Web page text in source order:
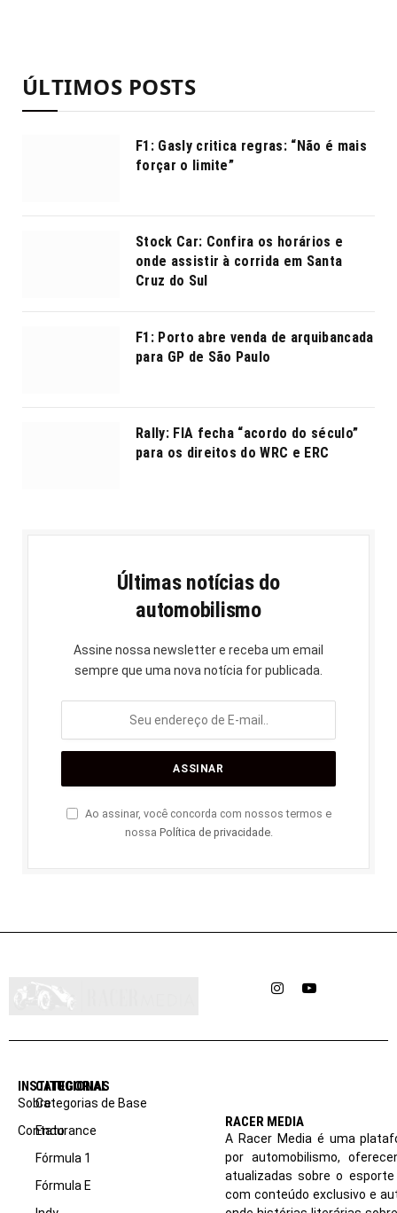
ÚLTIMOS POSTS
F1: Gasly critica regras: “Não é mais
forçar o limite”
Stock Car: Confira os horários e
onde assistir à corrida em Santa
Cruz do Sul
F1: Porto abre venda de arquibancada
para GP de São Paulo
Rally: FIA fecha “acordo do século”
para os direitos do WRC e ERC
Últimas notícias do
automobilismo
Assine nossa newsletter e receba um email
sempre que uma nova notícia for publicada.
Ao assinar, você concorda com nossos termos e
nossa Política de privacidade.
InstagramYouTube
INSTITUCIONAL
Sobre
Contato
CATEGORIAS
Categorias de Base
Endurance
Fórmula 1
Fórmula E
RACER MEDIA
A Racer Media é uma
por automobilismo,
atualizadas sobre o
com conteúdo exclusivo e